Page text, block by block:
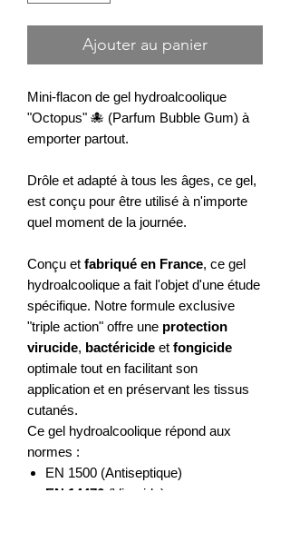
Ajouter au panier
Mini-flacon de gel hydroalcoolique
"Octopus" 🐙 (Parfum Bubble Gum) à
emporter partout.
Drôle et adapté à tous les âges, ce gel,
est conçu pour être utilisé à n'importe
quel moment de la journée.
Conçu et fabriqué en France, ce gel
hydroalcoolique a fait l'objet d'une étude
spécifique. Notre formule exclusive
"triple action" offre une protection
virucide, bactéricide et fongicide
optimale tout en facilitant son
application et en préservant les tissus
cutanés.
Ce gel hydroalcoolique répond aux
normes :
EN 1500 (Antiseptique)
EN 14476 (Virucide)